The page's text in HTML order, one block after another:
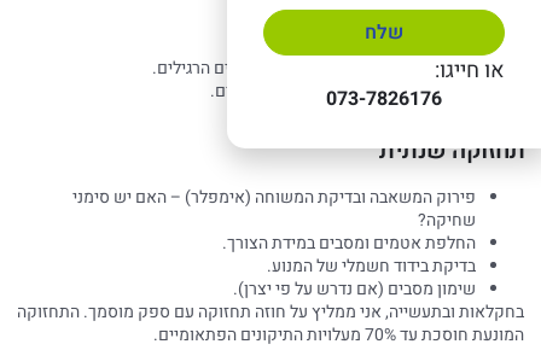
תחזוקה רבעונית
בדיקת לחץ המערכת והשוואתו לערכים הרגילים.
בדיקת חיבורים חשמליים ומצב הכבלים.
בדיקת תקינות הבקר והממסר.
תחזוקה שנתית
פירוק המשאבה ובדיקת המשוחה (אימפלר) – האם יש סימני
שחיקה?
החלפת אטמים ומסבים במידת הצורך.
בדיקת בידוד חשמלי של המנוע.
שימון מסבים (אם נדרש על פי יצרן).
בחקלאות ובתעשייה, אני ממליץ על חוזה תחזוקה עם ספק מוסמך. התחזוקה
המונעת חוסכת עד 70% מעלויות התיקונים הפתאומיים.
שלח
או חייגו:
073-7826176